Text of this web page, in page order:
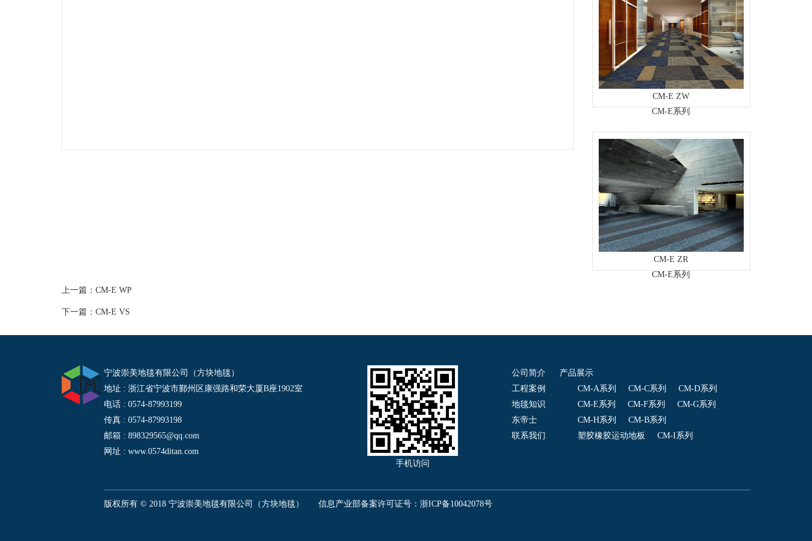
CM-E ZW
CM-E系列
CM-E ZR
CM-E系列
上一篇： CM-E WP
下一篇： CM-E VS
宁波崇美地毯有限公司（方块地毯）
地址 : 浙江省宁波市鄞州区康强路和荣大厦B座1902室
电话 : 0574-87993199
传真 : 0574-87993198
邮箱 : 898329565@qq.com
网址 : www.0574ditan.com
手机访问
公司简介
工程案例
地毯知识
东帝士
联系我们
产品展示
CM-A系列
CM-C系列
CM-D系列
CM-E系列
CM-F系列
CM-G系列
CM-H系列
CM-B系列
塑胶橡胶运动地板
CM-I系列
版权所有 © 2018 宁波崇美地毯有限公司（方块地毯） 信息产业部备案许可证号： 浙ICP备10042078号